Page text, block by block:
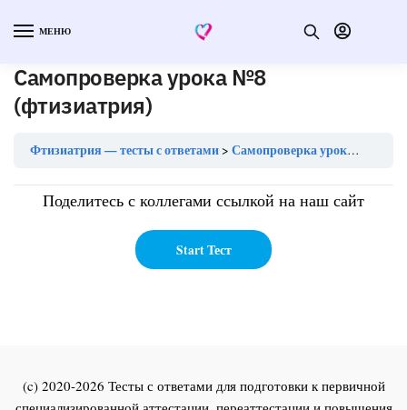
МЕНЮ
Самопроверка урока №8
(фтизиатрия)
Фтизиатрия — тесты с ответами Самопроверка урока №8 (фтизиатрия)
Поделитесь с коллегами ссылкой на наш сайт
(c) 2020-2026 Тесты с ответами для подготовки к первичной